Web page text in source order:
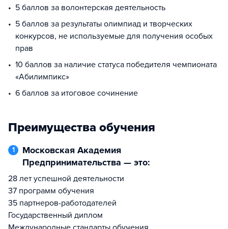
5 баллов за волонтерская деятельность
5 баллов за результаты олимпиад и творческих
конкурсов, не используемые для получения особых
прав
10 баллов за наличие статуса победителя чемпионата
«Абилимпикс»
6 баллов за итоговое сочинение
Преимущества обучения
1
Московская Академия
Предпринимательства — это:
28 лет успешной деятельности
37 программ обучения
35 партнеров-работодателей
Государственный диплом